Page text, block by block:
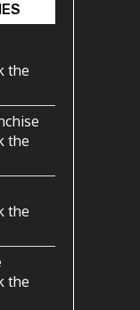
the
the
the
the